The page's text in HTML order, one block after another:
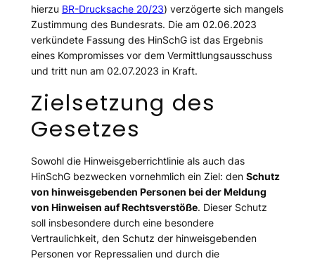
hierzu BR-Drucksache 20/23) verzögerte sich mangels
Zustimmung des Bundesrats. Die am 02.06.2023
verkündete Fassung des HinSchG ist das Ergebnis
eines Kompromisses vor dem Vermittlungsausschuss
und tritt nun am 02.07.2023 in Kraft.
Zielsetzung des
Gesetzes
Sowohl die Hinweisgeberrichtlinie als auch das
HinSchG bezwecken vornehmlich ein Ziel: den Schutz
von hinweisgebenden Personen bei der Meldung
von Hinweisen auf Rechtsverstöße. Dieser Schutz
soll insbesondere durch eine besondere
Vertraulichkeit, den Schutz der hinweisgebenden
Personen vor Repressalien und durch die